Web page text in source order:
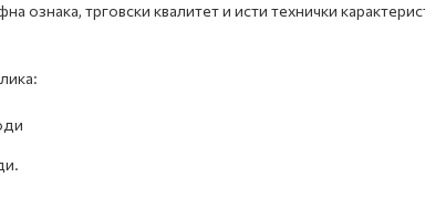
ознака, трговски квалитет и исти технички